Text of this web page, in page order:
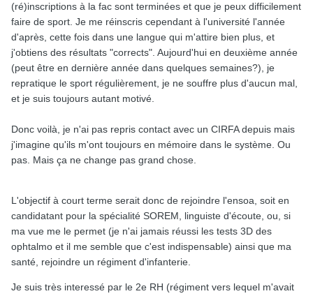
(ré)inscriptions à la fac sont terminées et que je peux difficilement
faire de sport. Je me réinscris cependant à l'université l'année
d'après, cette fois dans une langue qui m'attire bien plus, et
j'obtiens des résultats "corrects". Aujourd'hui en deuxième année
(peut être en dernière année dans quelques semaines?), je
repratique le sport régulièrement, je ne souffre plus d'aucun mal,
et je suis toujours autant motivé.
Donc voilà, je n'ai pas repris contact avec un CIRFA depuis mais
j'imagine qu'ils m'ont toujours en mémoire dans le système. Ou
pas. Mais ça ne change pas grand chose.
L'objectif à court terme serait donc de rejoindre l'ensoa, soit en
candidatant pour la spécialité SOREM, linguiste d'écoute, ou, si
ma vue me le permet (je n'ai jamais réussi les tests 3D des
ophtalmo et il me semble que c'est indispensable) ainsi que ma
santé, rejoindre un régiment d'infanterie.
Je suis très interessé par le 2e RH (régiment vers lequel m'avait